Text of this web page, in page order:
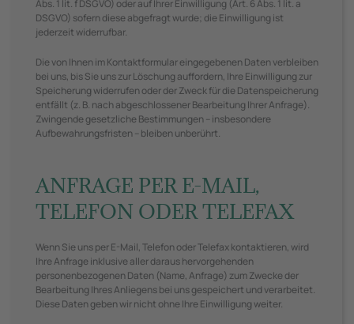
Abs. 1 lit. f DSGVO) oder auf Ihrer Einwilligung (Art. 6 Abs. 1 lit. a
DSGVO) sofern diese abgefragt wurde; die Einwilligung ist
jederzeit widerrufbar.
Die von Ihnen im Kontaktformular eingegebenen Daten verbleiben
bei uns, bis Sie uns zur Löschung auffordern, Ihre Einwilligung zur
Speicherung widerrufen oder der Zweck für die Datenspeicherung
entfällt (z. B. nach abgeschlossener Bearbeitung Ihrer Anfrage).
Zwingende gesetzliche Bestimmungen – insbesondere
Aufbewahrungsfristen – bleiben unberührt.
ANFRAGE PER E-MAIL,
TELEFON ODER TELEFAX
Wenn Sie uns per E-Mail, Telefon oder Telefax kontaktieren, wird
Ihre Anfrage inklusive aller daraus hervorgehenden
personenbezogenen Daten (Name, Anfrage) zum Zwecke der
Bearbeitung Ihres Anliegens bei uns gespeichert und verarbeitet.
Diese Daten geben wir nicht ohne Ihre Einwilligung weiter.